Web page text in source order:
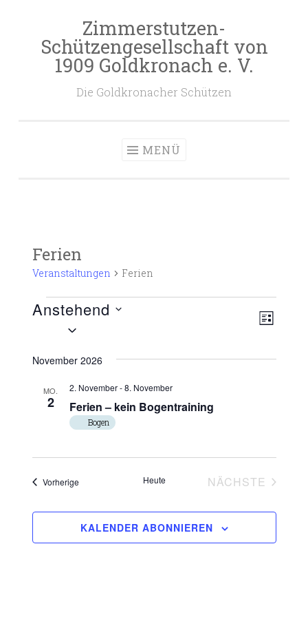
Inhalt
springen
Zimmerstutzen-
Schützengesellschaft von
1909 Goldkronach e. V.
Die Goldkronacher Schützen
MENÜ
Ferien
Veranstaltungen Ferien
Veranstaltungen
LISTE
Anstehend
November 2026
MO.
2 Ferien – kein Bogentraining
2. November-8. November
Bogen
VorherigeVeranstaltungen Heute
NÄCHSTE
KALENDER ABONNIEREN